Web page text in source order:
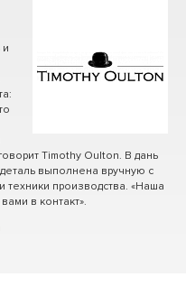
и
Timothy Oulton. В дань
выполнена вручную с
производства. «Наша
в контакт».